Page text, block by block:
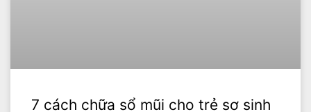
7 cách chữa sổ mũi cho trẻ sơ sinh